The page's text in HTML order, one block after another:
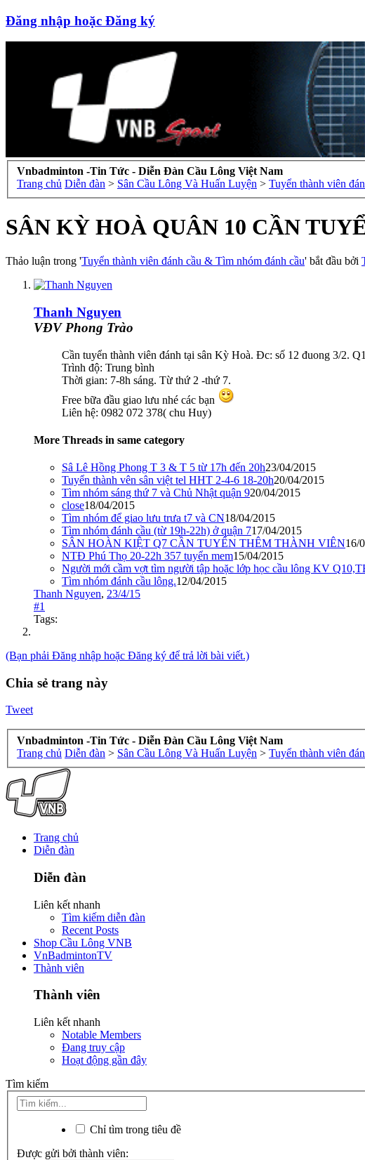
Đăng nhập hoặc Đăng ký
Vnbadminton -Tin Tức - Diễn Đàn Cầu Lông Việt Nam
Trang chủ Diễn đàn > Sân Cầu Lông Và Huấn Luyện > Tuyển thành viên
SÂN KỲ HOÀ QUÂN 10 CẦN
Thảo luận trong 'Tuyển thành viên đánh cầu & Tìm nhóm đánh cầu' bắt đầu bởi
Thanh Nguyen
VĐV Phong Trào
Cần tuyển thành viên đánh tại sân Kỳ Hoà. Đc: số 12 đuong 3/2.
Trình độ: Trung bình
Thời gian: 7-8h sáng. Từ thứ 2 -thứ 7.
Free bữa đầu giao lưu nhé các bạn
Liên hệ: 0982 072 378( chu Huy)
More Threads in same category
Sâ Lê Hồng Phong T 3 & T 5 từ 17h đến 20h23/04/2015
Tuyển thành vên sân việt tel HHT 2-4-6 18-20h20/04/2015
Tìm nhóm sáng thứ 7 và Chủ Nhật quận 920/04/2015
close18/04/2015
Tìm nhóm để giao lưu trưa t7 và CN18/04/2015
Tìm nhóm đánh cầu (từ 19h-22h) ở quận 717/04/2015
SÂN HOÀN KIỆT Q7 CẦN TUYỂN THÊM THÀNH VIÊN16/
NTĐ Phú Thọ 20-22h 357 tuyển mem15/04/2015
Người mới cầm vợt tìm người tập hoặc lớp học cầu lông KV
Tìm nhóm đánh cầu lông.12/04/2015
Thanh Nguyen, 23/4/15
#1
Tags:
(Bạn phải Đăng nhập hoặc Đăng ký để trả lời bài viết.)
Chia sẻ trang này
Tweet
Vnbadminton -Tin Tức - Diễn Đàn Cầu Lông Việt Nam
Trang chủ Diễn đàn > Sân Cầu Lông Và Huấn Luyện > Tuyển thành viên
Trang chủ
Diễn đàn
Diễn đàn
Liên kết nhanh
Tìm kiếm diễn đàn
Recent Posts
Shop Cầu Lông VNB
VnBadmintonTV
Thành viên
Thành viên
Liên kết nhanh
Notable Members
Đang truy cập
Hoạt động gần đây
Tìm kiếm
Chỉ tìm trong tiêu đề
Được gửi bởi thành viên: